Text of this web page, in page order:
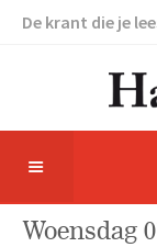
De krant die je
woensdag